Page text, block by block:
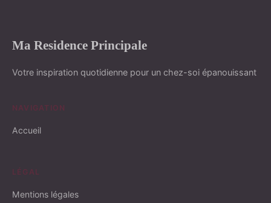
Ma Residence Principale
Votre inspiration quotidienne pour un chez-soi épanouissant
NAVIGATION
Accueil
LÉGAL
Mentions légales